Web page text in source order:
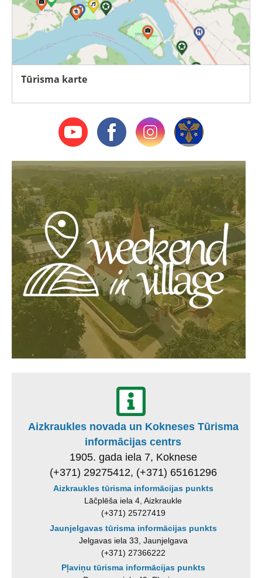
Tūrisma karte
Aizkraukles novada un Kokneses Tūrisma
informācijas centrs
1905. gada iela 7, Koknese
(+371) 29275412, (+371) 65161296
Aizkraukles tūrisma informācijas punkts
Lāčplēša iela 4, Aizkraukle
(+371) 25727419
Jaunjelgavas tūrisma informācijas punkts
Jelgavas iela 33, Jaunjelgava
(+371) 27366222
Pļaviņu tūrisma informācijas punkts